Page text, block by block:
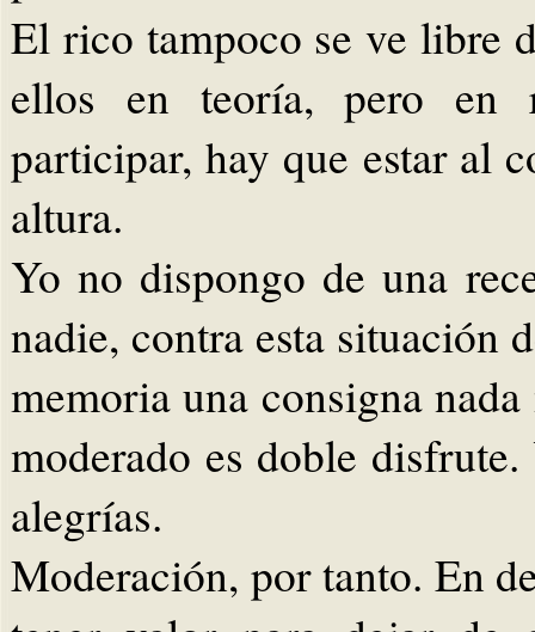
El rico tampoco se ve libre
ellos en teoría, pero en
participar, hay que estar al
altura.
Yo no dispongo de una
nadie, contra esta situación
memoria una consigna
moderado es doble
alegrías.
Moderación, por tanto. En